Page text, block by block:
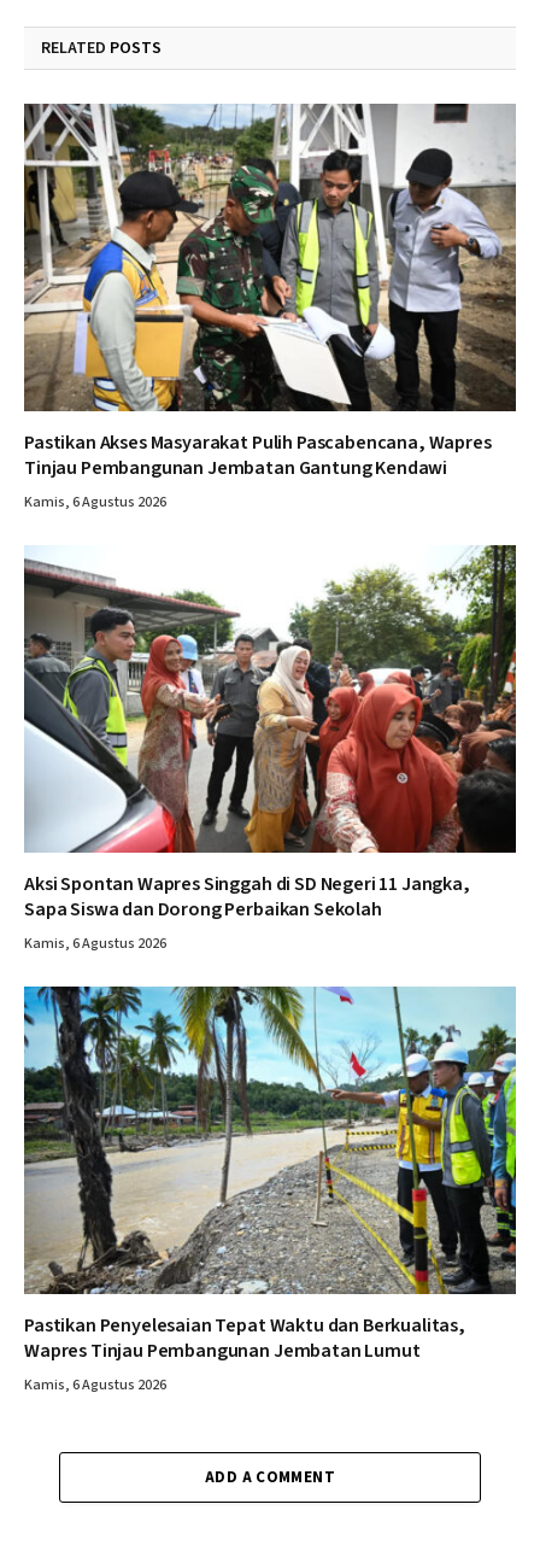
RELATED POSTS
Pastikan Akses Masyarakat Pulih Pascabencana, Wapres
Tinjau Pembangunan Jembatan Gantung Kendawi
Kamis, 6 Agustus 2026
Aksi Spontan Wapres Singgah di SD Negeri 11 Jangka,
Sapa Siswa dan Dorong Perbaikan Sekolah
Kamis, 6 Agustus 2026
Pastikan Penyelesaian Tepat Waktu dan Berkualitas,
Wapres Tinjau Pembangunan Jembatan Lumut
Kamis, 6 Agustus 2026
ADD A COMMENT